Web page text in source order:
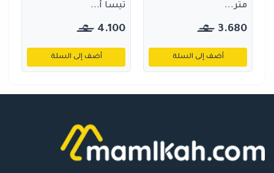
متر...
3.680
أضف إلى السلة
تيسا أ...
4.100
أضف إلى السلة